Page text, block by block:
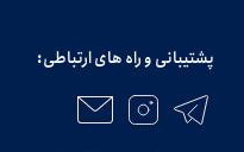
پشتیبانی و راه های ارتباطی: